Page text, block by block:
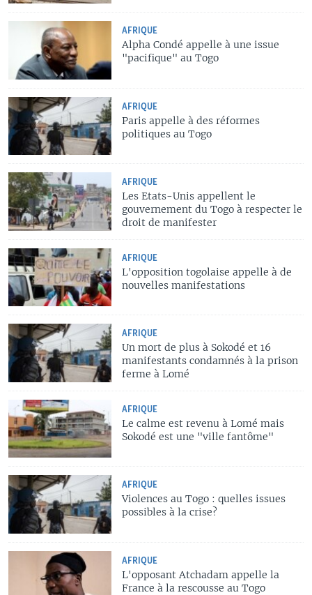
AFRIQUE
Alpha Condé appelle à une issue
"pacifique" au Togo
AFRIQUE
Paris appelle à des réformes
politiques au Togo
AFRIQUE
Les Etats-Unis appellent le
gouvernement du Togo à respecter le
droit de manifester
AFRIQUE
L'opposition togolaise appelle à de
nouvelles manifestations
AFRIQUE
Un mort de plus à Sokodé et 16
manifestants condamnés à la prison
ferme à Lomé
AFRIQUE
Le calme est revenu à Lomé mais
Sokodé est une "ville fantôme"
AFRIQUE
Violences au Togo : quelles issues
possibles à la crise?
AFRIQUE
L'opposant Atchadam appelle la
France à la rescousse au Togo